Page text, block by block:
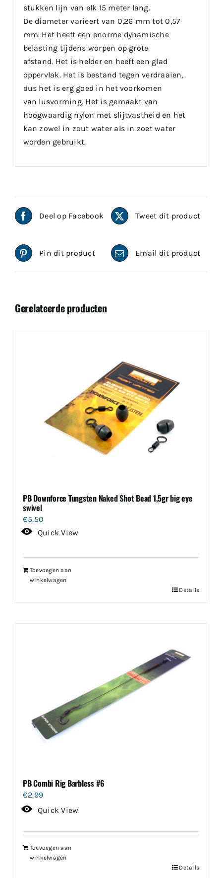
stukken lijn van elk 15 meter lang.
De diameter varieert van 0,26 mm tot 0,57
mm. Het heeft een enorme dynamische
belasting tijdens worpen op grote
afstand. Het is helder en heeft een glad
oppervlak. Het is bestand tegen verdraaien,
dus het is erg goed in het voorkomen
van lusvorming. Het is gemaakt van
hoogwaardig nylon met slijtvastheid en het
kan zowel in zout water als in zoet water
worden gebruikt.
Deel op Facebook Tweet dit product
Pin dit product Email dit product
Gerelateerde producten
PB Downforce Tungsten Naked Shot Bead 1,5gr big eye
swivel
€5.50
Quick View
Toevoegen aan
winkelwagen
Details
PB Combi Rig Barbless #6
€2.99
Quick View
Toevoegen aan
winkelwagen
Details